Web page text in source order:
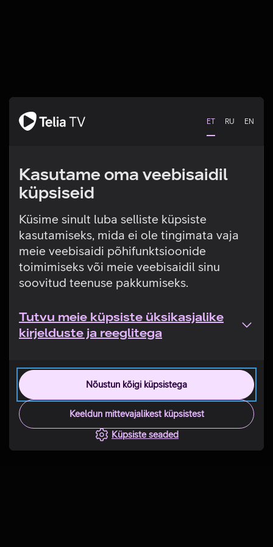
ET RU EN
Kasutame oma veebisaidil
küpsiseid
Küsime sinult luba selliste küpsiste
kasutamiseks, mida ei ole tingimata vaja
meie veebisaidi põhifunktsioonide
toimimiseks või meie veebisaidil sinu
soovitud teenuse pakkumiseks.
Tutvu meie küpsiste üksikasjalike
kirjelduste ja reeglitega
Nõustun kõigi küpsistega
Keeldun mittevajalikest küpsistest
Küpsiste seaded
Tehniline viga